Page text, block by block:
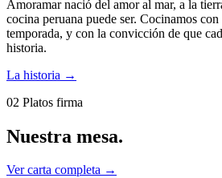
Amoramar nació del amor al mar, a la
cocina peruana puede ser. Cocinamos
temporada, y con la convicción de que
historia.
La historia →
02 Platos firma
Nuestra mesa.
Ver carta completa →